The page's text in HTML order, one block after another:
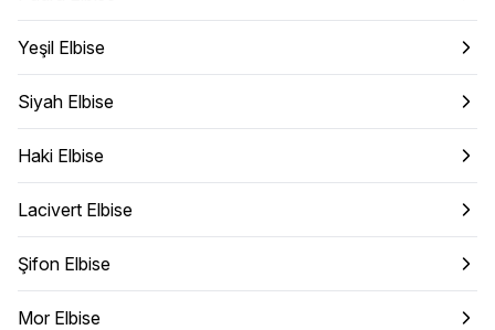
Yeşil Elbise
Siyah Elbise
Haki Elbise
Lacivert Elbise
Şifon Elbise
Mor Elbise